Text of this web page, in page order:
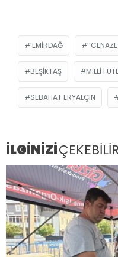
‘EMIRDAĞ ’’CENAZE
BEŞIKTAŞ MILLI
SEBAHAT ERYALÇIN
İLGİNİZİÇEKEBİLİR